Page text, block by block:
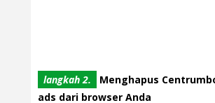
langkah 2.
Menghapus
ads dari browser Anda